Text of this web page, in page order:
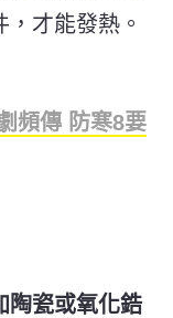
才能發熱。
頻傳 防寒8要
陶瓷或氧化鋯